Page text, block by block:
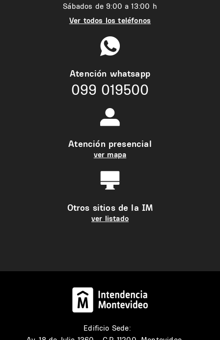
Sábados de 9:00 a 13:00 h
Ver todos los teléfonos
Atención whatsapp
099 019500
Atención presencial
ver mapa
Otros sitios de la IM
ver listado
Edificio Sede: